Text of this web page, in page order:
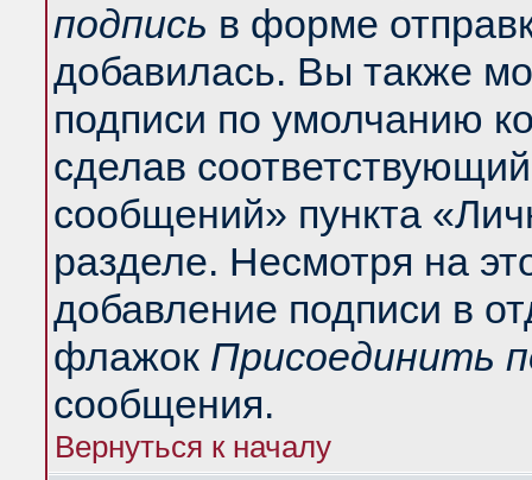
подпись в форме
добавилась. Вы также
подписи по умолчанию
сделав
сообщений» пункта
разделе. Несмотря на
добавление подписи в
флажок Присоединить
сообщения.
Вернуться к началу